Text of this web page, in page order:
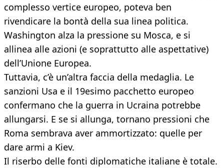
complesso vertice europeo, poteva ben
rivendicare la bontà della sua linea politica.
Washington alza la pressione su Mosca, e si
allinea alle azioni (e soprattutto alle aspettative)
dell’Unione Europea.
Tuttavia, c’è un’altra faccia della medaglia. Le
sanzioni Usa e il 19esimo pacchetto europeo
confermano che la guerra in Ucraina potrebbe
allungarsi. E se si allunga, tornano pressioni che
Roma sembrava aver ammortizzato: quelle per
dare armi a Kiev.
Il riserbo delle fonti diplomatiche italiane è totale.